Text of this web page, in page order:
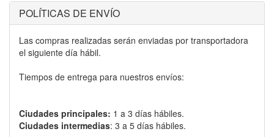
POLÍTICAS DE ENVÍO
Las compras realizadas serán enviadas por transportadora
el siguiente día hábil.
Tiempos de entrega para nuestros envíos:
Ciudades principales: 1 a 3 días hábiles.
Ciudades intermedias: 3 a 5 días hábiles.